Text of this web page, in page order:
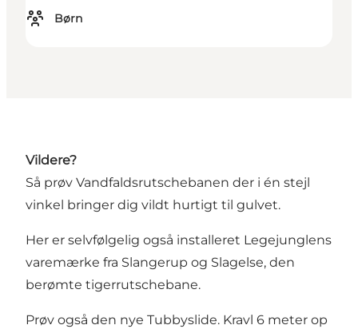
Børn
Vildere?
Så prøv Vandfaldsrutschebanen der i én stejl
vinkel bringer dig vildt hurtigt til gulvet.
Her er selvfølgelig også installeret Legejunglens
varemærke fra Slangerup og Slagelse, den
berømte tigerrutschebane.
Prøv også den nye Tubbyslide. Kravl 6 meter op